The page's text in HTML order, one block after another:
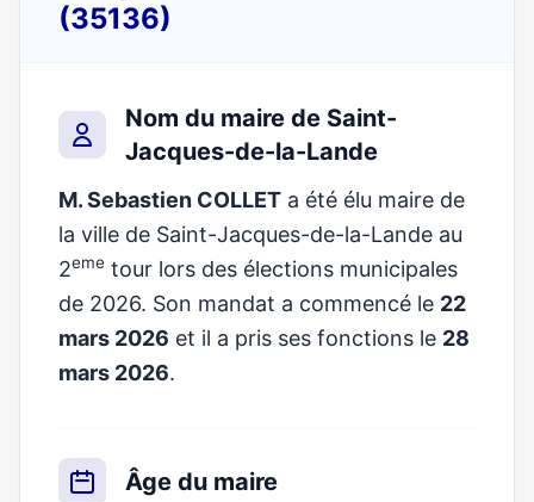
(35136)
Nom du maire de Saint-
Jacques-de-la-Lande
M. Sebastien COLLET a été élu maire de
la ville de Saint-Jacques-de-la-Lande au
2eme tour lors des élections municipales
de 2026. Son mandat a commencé le 22
mars 2026 et il a pris ses fonctions le 28
mars 2026.
Âge du maire